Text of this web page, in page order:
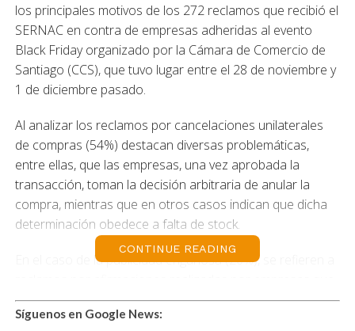
los principales motivos de los 272 reclamos que recibió el
SERNAC en contra de empresas adheridas al evento
Black Friday organizado por la Cámara de Comercio de
Santiago (CCS), que tuvo lugar entre el 28 de noviembre y
1 de diciembre pasado.
Al analizar los reclamos por cancelaciones unilaterales
de compras (54%) destacan diversas problemáticas,
entre ellas, que las empresas, una vez aprobada la
transacción, toman la decisión arbitraria de anular la
compra, mientras que en otros casos indican que dicha
determinación obedece a falta de stock.
En el caso de la publicidad engañosa (20%), se refieren a
resultaron ser falsas, especialmente relativas a ofertas o
cambios en los precios al momento de realizar el pago.
CONTINUE READING
Síguenos en Google News: